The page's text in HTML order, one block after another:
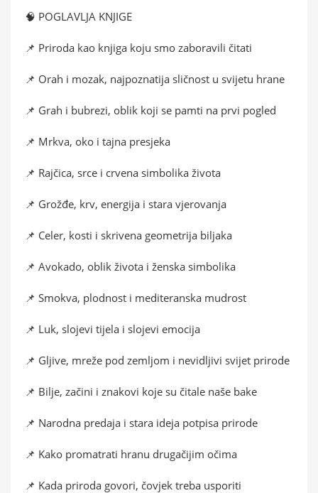
🧠 POGLAVLJA KNJIGE
📌 Priroda kao knjiga koju smo zaboravili čitati
📌 Orah i mozak, najpoznatija sličnost u svijetu hrane
📌 Grah i bubrezi, oblik koji se pamti na prvi pogled
📌 Mrkva, oko i tajna presjeka
📌 Rajčica, srce i crvena simbolika života
📌 Grožđe, krv, energija i stara vjerovanja
📌 Celer, kosti i skrivena geometrija biljaka
📌 Avokado, oblik života i ženska simbolika
📌 Smokva, plodnost i mediteranska mudrost
📌 Luk, slojevi tijela i slojevi emocija
📌 Gljive, mreže pod zemljom i nevidljivi svijet prirode
📌 Bilje, začini i znakovi koje su čitale naše bake
📌 Narodna predaja i stara ideja potpisa prirode
📌 Kako promatrati hranu drugačijim očima
📌 Kada priroda govori, čovjek treba usporiti